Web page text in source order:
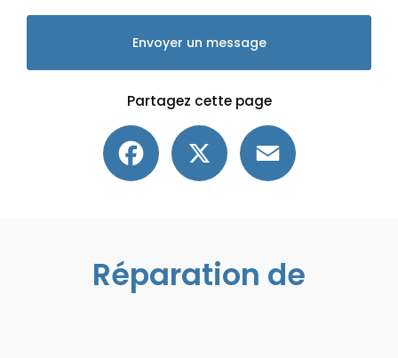
Envoyer un message
Partagez cette page
Facebook
Réparation de